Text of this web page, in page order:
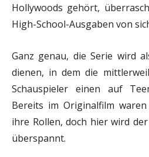
Hollywoods gehört,
High-School-Ausgaben von
Ganz genau, die Serie wird
dienen, in dem die
Schauspieler einen auf
Bereits im Originalfilm
ihre Rollen, doch hier wird
überspannt.